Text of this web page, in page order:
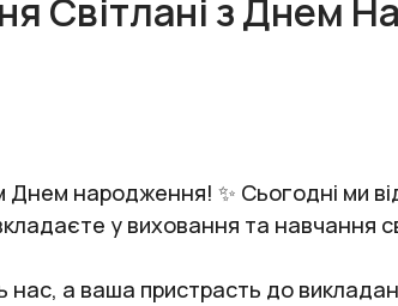
Світлані з Днем
Днем народження! ✨ Сьогодні ми
у виховання та навчання
нас, а ваша пристрасть до